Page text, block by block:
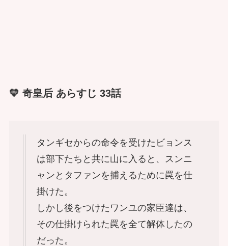
💛 奇皇后 あらすじ 33話
タンギセからの命令を受けたビョンス
は部下たちと共に山に入ると、スンニ
ャンとタファンを捕えるために罠を仕
掛けた。
しかし後をつけたワンユの家臣達は、
その仕掛けられた罠を全て解体したの
だった。